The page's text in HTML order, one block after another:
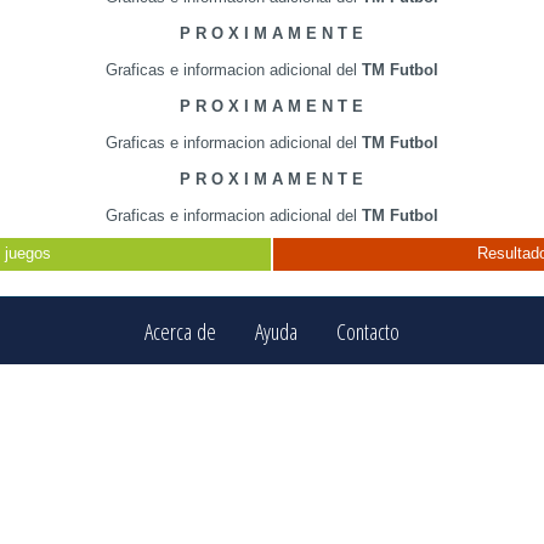
P R O X I M A M E N T E
Graficas e informacion adicional del TM Futbol
P R O X I M A M E N T E
Graficas e informacion adicional del TM Futbol
P R O X I M A M E N T E
Graficas e informacion adicional del TM Futbol
juegos
Acerca de Ayuda Contacto